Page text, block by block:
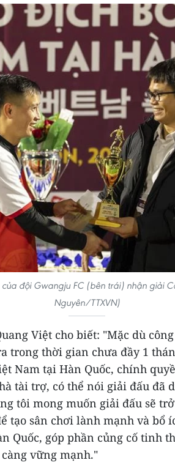
của đội Gwangju FC (bên trái) nhận giải
Nguyên/TTXVN)
Việt cho biết: "Mặc dù
trong thời gian chưa đầy 1
Nam tại Hàn Quốc, chính
tài trợ, có thể nói giải đấu đã
tôi mong muốn giải đấu sẽ
tạo sân chơi lành mạnh và bổ
Quốc, góp phần củng cố tinh
vững mạnh."